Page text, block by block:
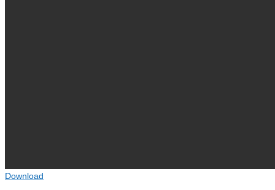
Download